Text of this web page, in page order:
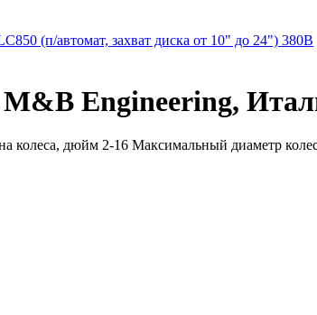
(п/автомат, захват диска от 10" до 24") 380В
M&B Engineering,
колеса, дюйм 2-16 Максимальный диаметр